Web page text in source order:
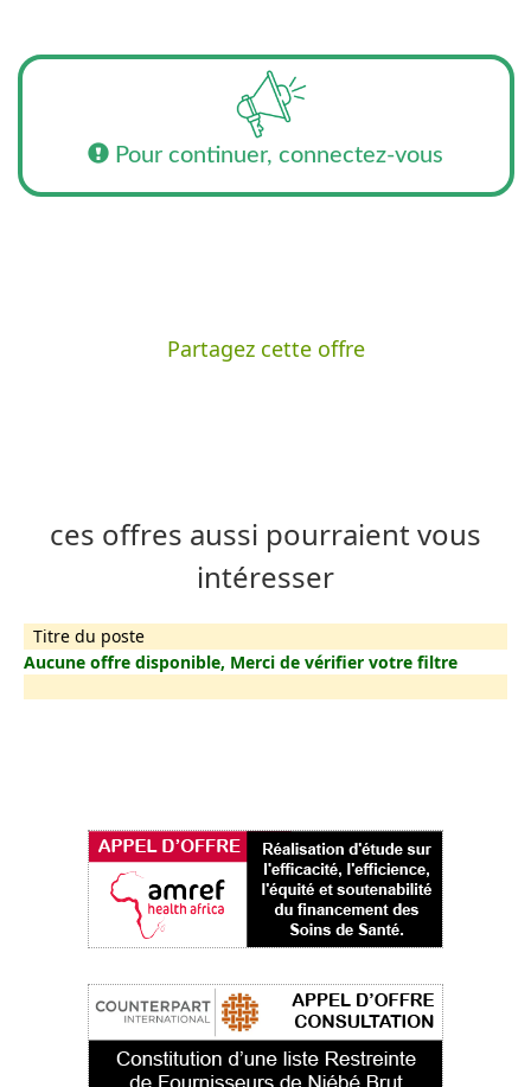
Pour continuer, connectez-vous
Partagez cette offre
ces offres aussi pourraient vous
intéresser
Titre du poste
Aucune offre disponible, Merci de vérifier votre filtre